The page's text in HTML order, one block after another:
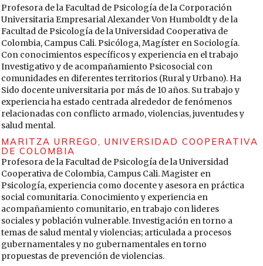
1978Declaracion.pdf
Organización Panamericana de la Salud (1986). Carta de
Ottawa para la promoción de la Salud. Autor.
https://iris.paho.org/handle/10665.2/44469
Quested, Eleanor; Thøgersen-Ntoumani, Cecilie; Uren,
Hannah; Hardcastle, Sarah & Ryan, Richard (2018). Jardinería
comunitaria: necesidades psicológicas básicas como
mecanismos para mejorar el bienestar individual y
comunitario. Ecopsicología, 10(3), 173-180.
Salamanca, Juana (2020, 11 de agosto). Violencia intrafamiliar:
medidas urgentes y creativas para enfrentar la otra
pandemia. El Espectador.
https://www.elespectador.com/noticias/actualidad/violencia-
intrafamiliar-medidas-urgentes-y-creativas-para-
enfrentar-la-otra-pandemia/
Soga, Masashi; Cox, Daniel; Yamaura, Yuichi; Gaston, Kevin;
Kurisu, Kiyo & Hanaki, Keisuke (2017). Health Benefits of
Urban Allotment Gardening: Improved Physical and
Psychological Well-Being and Social Integration.
International journal of environmental research and public
Profesora de la Facultad de Psicología de la Corporación
Universitaria Empresarial Alexander Von Humboldt y de la
Facultad de Psicología de la Universidad Cooperativa de
Colombia, Campus Cali. Psicóloga, Magíster en Sociología.
Con conocimientos específicos y experiencia en el trabajo
Investigativo y de acompañamiento Psicosocial con
comunidades en diferentes territorios (Rural y Urbano). Ha
Sido docente universitaria por más de 10 años. Su trabajo y
experiencia ha estado centrada alrededor de fenómenos
relacionadas con conflicto armado, violencias, juventudes y
salud mental.
MARITZA URREGO, UNIVERSIDAD COOPERATIVA
DE COLOMBIA
Profesora de la Facultad de Psicología de la Universidad
Cooperativa de Colombia, Campus Cali. Magister en
Psicología, experiencia como docente y asesora en práctica
social comunitaria. Conocimiento y experiencia en
acompañamiento comunitario, en trabajo con lideres
sociales y población vulnerable. Investigación en torno a
temas de salud mental y violencias; articulada a procesos
gubernamentales y no gubernamentales en torno
propuestas de prevención de violencias.